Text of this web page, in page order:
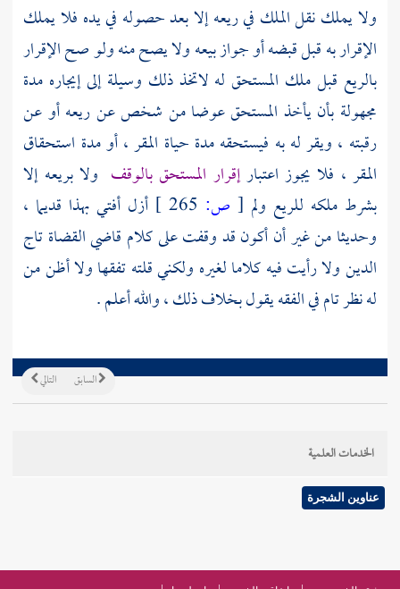
ولا يملك نقل الملك في ريعه إلا بعد حصوله في يده فلا يملك
الإقرار به قبل قبضه أو جواز بيعه ولا يصح منه ولو صح الإقرار
بالريع قبل ملك المستحق له لاتخذ ذلك وسيلة إلى إيجاره مدة
مجهولة بأن يأخذ المستحق عوضا من شخص عن ريعه أو عن
رقبته ، ويقر له به فيستحقه مدة حياة المقر ، أو مدة استحقاق
المقر ، فلا يجوز اعتبارإقرار المستحق بالوقف ولا بريعه إلا
بشرط ملكه للريع ولم [ ص:
أزل أفتي بهذا قديما ،
وحديثا من غير أن أكون قد وقفت على كلام قاضي القضاةتاج
الدينولا رأيت فيه كلاما لغيره ولكني قلته تفقها ولا أظن من
له نظر تام في الفقه يقول بخلاف ذلك ، والله أعلم .
التالي السابق
الخدمات العلمية
عناوين الشجرة